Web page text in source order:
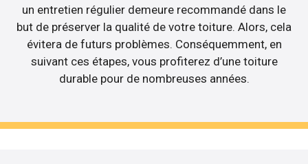
un entretien régulier demeure recommandé dans le
but de préserver la qualité de votre toiture. Alors, cela
évitera de futurs problèmes. Conséquemment, en
suivant ces étapes, vous profiterez d’une toiture
durable pour de nombreuses années.